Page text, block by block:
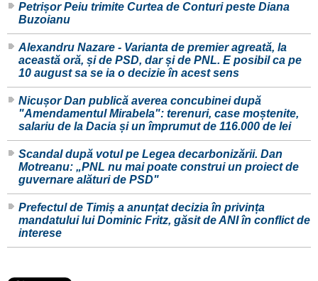
Petrișor Peiu trimite Curtea de Conturi peste Diana
Buzoianu
Alexandru Nazare - Varianta de premier agreată, la
această oră, și de PSD, dar și de PNL. E posibil ca pe
10 august sa se ia o decizie în acest sens
Nicușor Dan publică averea concubinei după
"Amendamentul Mirabela": terenuri, case moștenite,
salariu de la Dacia și un împrumut de 116.000 de lei
Scandal după votul pe Legea decarbonizării. Dan
Motreanu: „PNL nu mai poate construi un proiect de
guvernare alături de PSD"
Prefectul de Timiș a anunțat decizia în privința
mandatului lui Dominic Fritz, găsit de ANI în conflict de
interese